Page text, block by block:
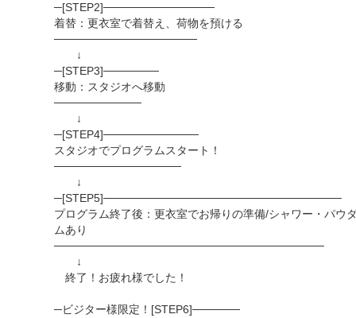
─[STEP2]──────────────
着替：更衣室で着替え、荷物を預ける
──────────────────
↓
─[STEP3]───────
移動：スタジオへ移動
───────────
↓
─[STEP4]────────────
スタジオでプログラムスタート！
────────────────
↓
─[STEP5]──────────────────────────────
プログラム終了後：更衣室でお帰りの準備/シャワー・パウ
ムあり
──────────────────────────────────
↓
終了！お疲れ様でした！
─ビジター様限定！[STEP6]──────